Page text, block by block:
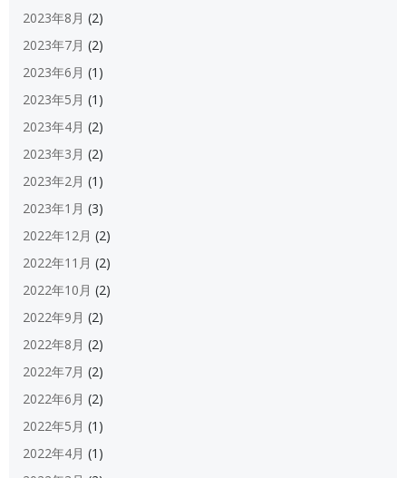
2023年8月 (2)
2023年7月 (2)
2023年6月 (1)
2023年5月 (1)
2023年4月 (2)
2023年3月 (2)
2023年2月 (1)
2023年1月 (3)
2022年12月 (2)
2022年11月 (2)
2022年10月 (2)
2022年9月 (2)
2022年8月 (2)
2022年7月 (2)
2022年6月 (2)
2022年5月 (1)
2022年4月 (1)